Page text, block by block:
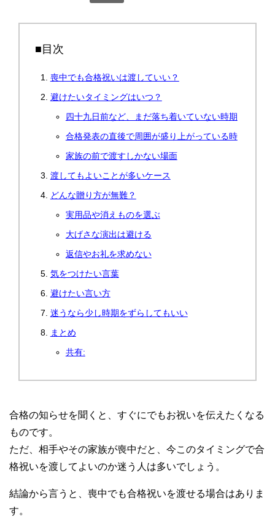
■目次
喪中でも合格祝いは渡していい？
避けたいタイミングはいつ？
四十九日前など、まだ落ち着いていない時期
合格発表の直後で周囲が盛り上がっている時
家族の前で渡すしかない場面
渡してもよいことが多いケース
どんな贈り方が無難？
実用品や消えものを選ぶ
大げさな演出は避ける
返信やお礼を求めない
気をつけたい言葉
避けたい言い方
迷うなら少し時期をずらしてもいい
まとめ
共有:
合格の知らせを聞くと、すぐにでもお祝いを伝えたくなる
ものです。
ただ、相手やその家族が喪中だと、今このタイミングで合
格祝いを渡してよいのか迷う人は多いでしょう。
結論から言うと、喪中でも合格祝いを渡せる場合はありま
す。